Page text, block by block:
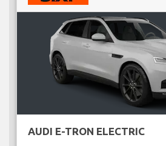
AUDI E-TRON ELECTRIC